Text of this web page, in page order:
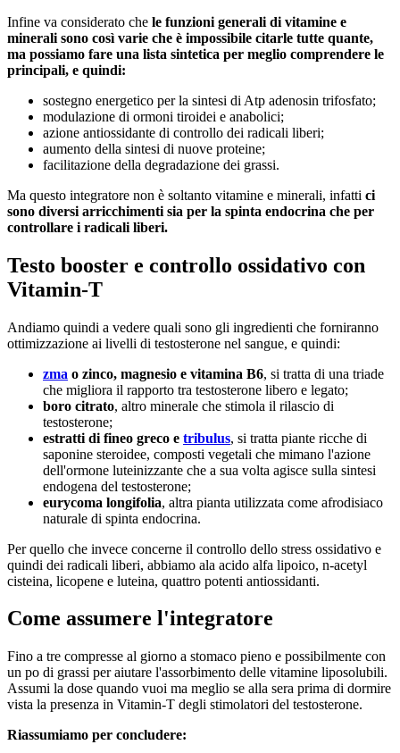
Infine va considerato che le funzioni generali di vitamine e
minerali sono così varie che è impossibile citarle tutte quante,
ma possiamo fare una lista sintetica per meglio comprendere le
principali, e quindi:
sostegno energetico per la sintesi di Atp adenosin trifosfato;
modulazione di ormoni tiroidei e anabolici;
azione antiossidante di controllo dei radicali liberi;
aumento della sintesi di nuove proteine;
facilitazione della degradazione dei grassi.
Ma questo integratore non è soltanto vitamine e minerali, infatti ci
sono diversi arricchimenti sia per la spinta endocrina che per
controllare i radicali liberi.
Testo booster e controllo ossidativo con
Vitamin-T
Andiamo quindi a vedere quali sono gli ingredienti che forniranno
ottimizzazione ai livelli di testosterone nel sangue, e quindi:
zma o zinco, magnesio e vitamina B6, si tratta di una triade
che migliora il rapporto tra testosterone libero e legato;
boro citrato, altro minerale che stimola il rilascio di
testosterone;
estratti di fineo greco e tribulus, si tratta piante ricche di
saponine steroidee, composti vegetali che mimano l'azione
dell'ormone luteinizzante che a sua volta agisce sulla sintesi
endogena del testosterone;
eurycoma longifolia, altra pianta utilizzata come afrodisiaco
naturale di spinta endocrina.
Per quello che invece concerne il controllo dello stress ossidativo e
quindi dei radicali liberi, abbiamo ala acido alfa lipoico, n-acetyl
cisteina, licopene e luteina, quattro potenti antiossidanti.
Come assumere l'integratore
Fino a tre compresse al giorno a stomaco pieno e possibilmente con
un po di grassi per aiutare l'assorbimento delle vitamine liposolubili.
Assumi la dose quando vuoi ma meglio se alla sera prima di dormire
vista la presenza in Vitamin-T degli stimolatori del testosterone.
Riassumiamo per concludere: